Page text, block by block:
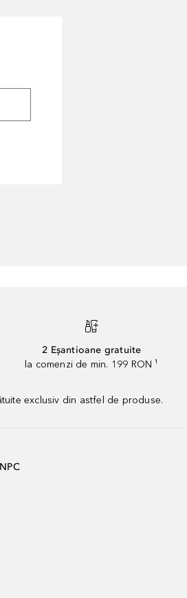
2 Eșantioane gratuite
la comenzi de min. 199 RON ¹
exclusiv din astfel de produse.